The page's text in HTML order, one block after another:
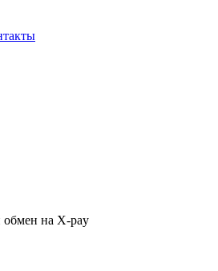
обмен на X-pay